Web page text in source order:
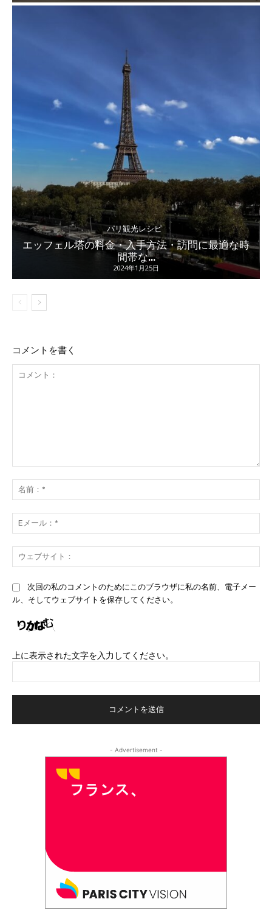
パリ観光レシピ
エッフェル塔の料金・入手方法・訪問に最適な時
間帯な...
2024年1月25日
コメントを書く
ン
ト：
前
*
メ
ー
*ェ
次回の私のコメントのためにこのブラウザに私の名前、電子メー
ル、そしてウェブサイトを保存してください。
上に表示された文字を入力してください。
- Advertisement -